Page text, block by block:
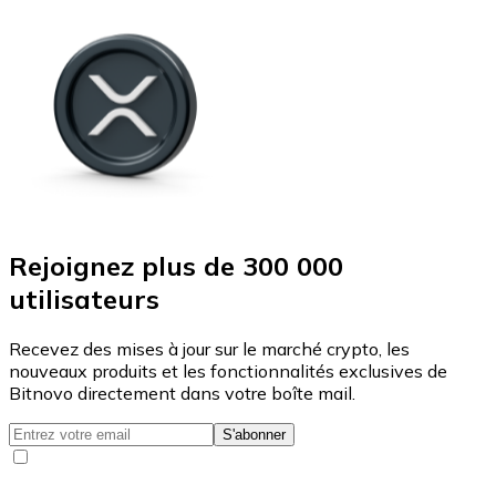
Rejoignez plus de 300 000
utilisateurs
Recevez des mises à jour sur le marché crypto, les
nouveaux produits et les fonctionnalités exclusives de
Bitnovo directement dans votre boîte mail.
S'abonner